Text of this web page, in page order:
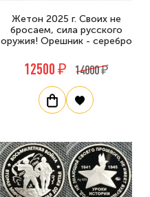
Жетон 2025 г. Своих не
бросаем, сила русского
оружия! Орешник - серебро
12500 ₽ 14000 ₽